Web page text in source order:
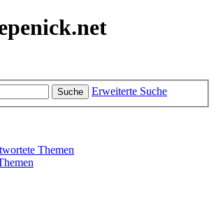
Suche Erweiterte Suche
Themen